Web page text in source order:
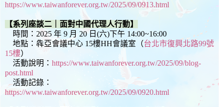
https://www.taiwanforever.org.tw/2025/09/0913.html
【系列座談二｜面對中國代理人行動】
時間：2025 年 9 月 20 日(六)下午 14:00~16:00
地點：犇亞會議中心 15樓HH會議室（台北市復興北路99號
15樓）
活動說明： https://www.taiwanforever.org.tw/2025/09/blog-
post.html
活動記錄：
https://www.taiwanforever.org.tw/2025/09/0920.html